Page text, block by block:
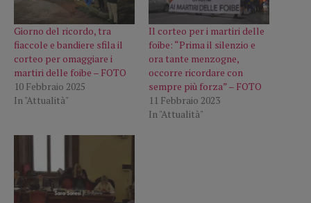
Giorno del ricordo, tra
fiaccole e bandiere sfila il
corteo per omaggiare i
martiri delle foibe – FOTO
10 Febbraio 2025
In "Attualità"
Il corteo per i martiri delle
foibe: “Prima il silenzio e
ora tante menzogne,
occorre ricordare con
sempre più forza” – FOTO
11 Febbraio 2023
In "Attualità"